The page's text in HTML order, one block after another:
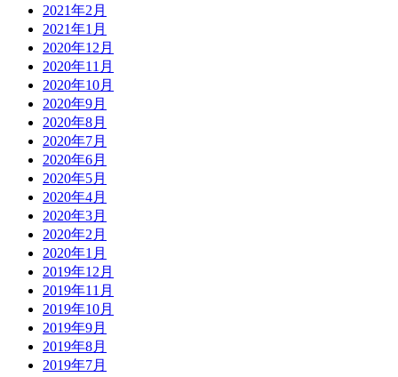
2021年2月
2021年1月
2020年12月
2020年11月
2020年10月
2020年9月
2020年8月
2020年7月
2020年6月
2020年5月
2020年4月
2020年3月
2020年2月
2020年1月
2019年12月
2019年11月
2019年10月
2019年9月
2019年8月
2019年7月